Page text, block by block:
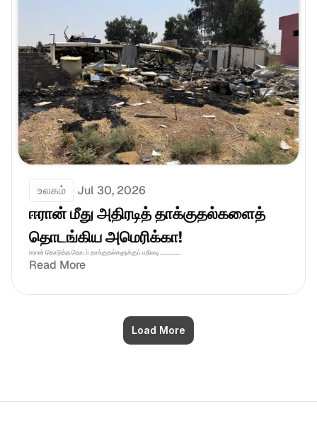
உலகம் Jul 30, 2026
ஈரான் மீது அதிரடித் தாக்குதல்களைத்
தொடங்கிய அமெரிக்கா!
ஈரான் தொடுத்த தொடர் தாக்குதல்களுக்குப் பதிலடி ..............
Read More
Load More